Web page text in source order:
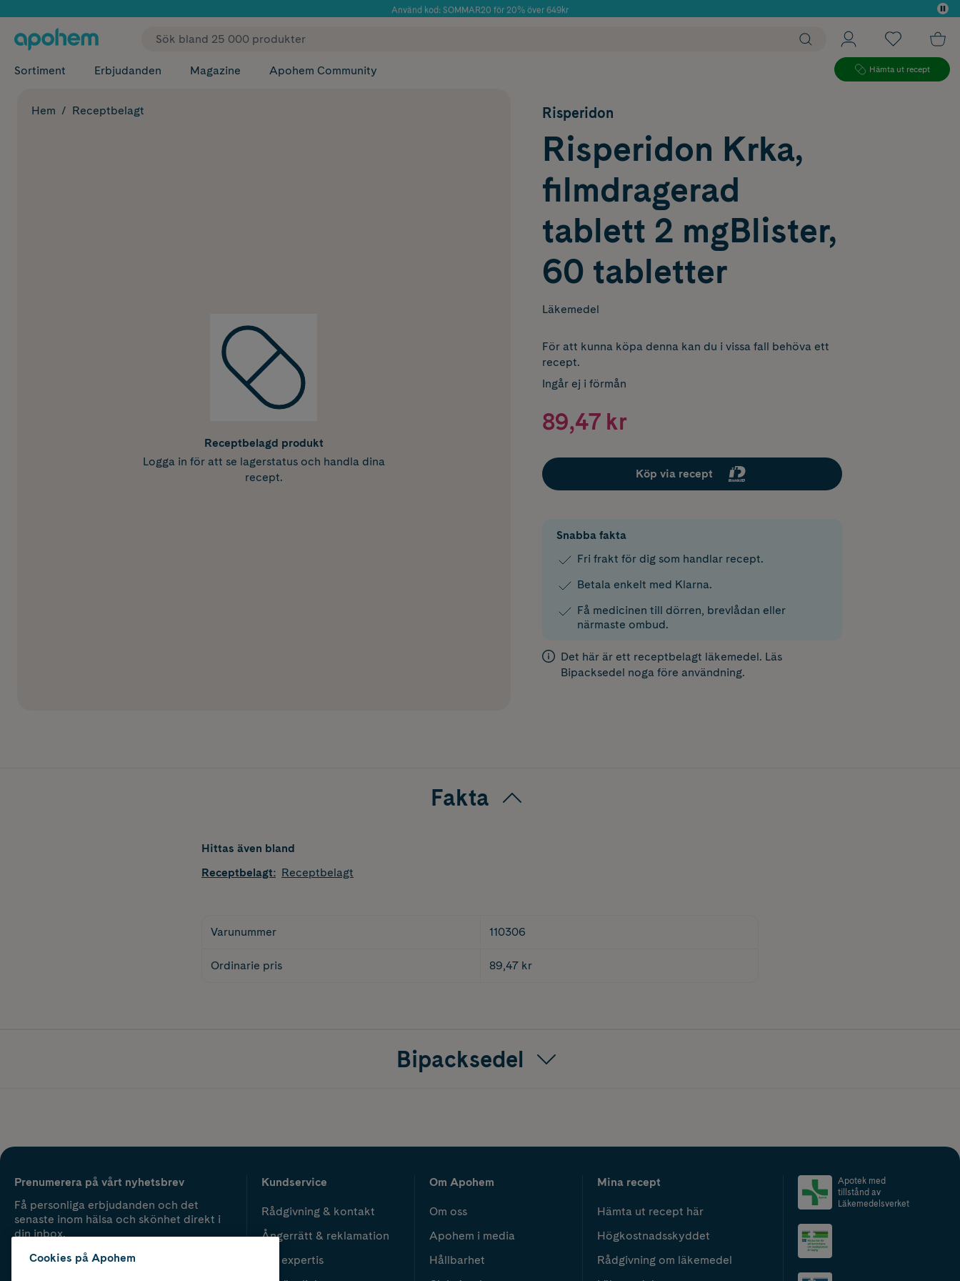
Använd kod: SOMMAR20 för 20% över 649kr
✓ Fri frakt
Sortiment Erbjudanden Magazine Apohem Community Hämta ut recept
Hem Receptbelagt
Receptbelagd produkt
Logga in för att se lagerstatus och handla dina
recept.
Risperidon
Risperidon Krka,
filmdragerad
tablett 2 mgBlister,
60 tabletter
Läkemedel
För att kunna köpa denna kan du i vissa fall behöva ett
recept.
Ingår ej i förmån
89,47 kr
Köp via recept
Snabba fakta
Fri frakt för dig som handlar recept.
Betala enkelt med Klarna.
Få medicinen till dörren, brevlådan eller
närmaste ombud.
Det här är ett receptbelagt läkemedel. Läs
Bipacksedel noga före användning.
Fakta
Hittas även bland
Receptbelagt: Receptbelagt
Varunummer 110306
Ordinarie pris 89,47 kr
Bipacksedel
Prenumerera på vårt nyhetsbrev
Få personliga erbjudanden och det
senaste inom hälsa och skönhet direkt i
din inbox.
Kundservice
Rådgivning & kontakt
Ångerrätt & reklamation
Vår expertis
Om Apohem
Om oss
Apohem i media
Hållbarhet
Mina recept
Hämta ut recept här
Högkostnadsskyddet
Rådgivning om läkemedel
Apotek med
tillstånd av
Läkemedelsverket
Cookies på Apohem